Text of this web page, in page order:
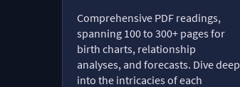
Comprehensive PDF readings,
spanning 100 to 300+ pages for
birth charts, relationship
analyses, and forecasts. Dive deep
into the intricacies of each